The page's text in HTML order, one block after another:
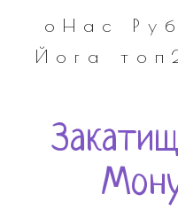
оНас
Йога